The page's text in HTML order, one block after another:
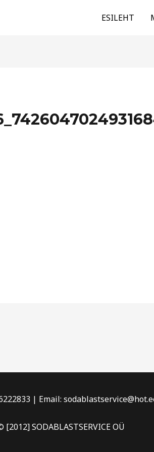
ESILEHT
| Email:
SODABLASTSERVICE OÜ